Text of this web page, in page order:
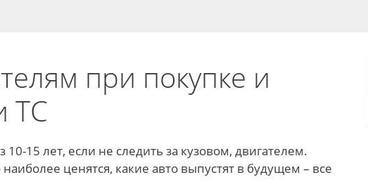
при покупке и
ТС
15 лет, если не следить за кузовом, двигателем.
ценятся, какие авто выпустят в будущем – все